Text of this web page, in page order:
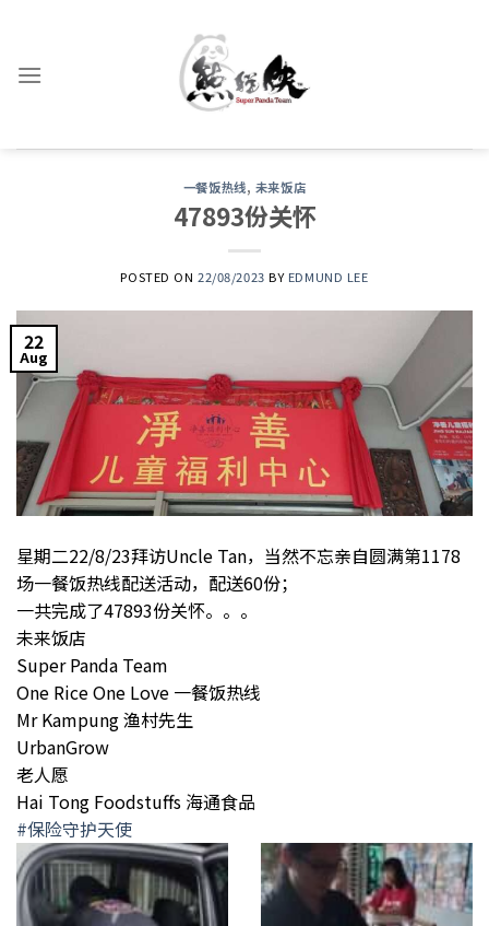
content
一餐饭热线, 未来饭店
47893份关怀
POSTED ON22/08/2023 BY EDMUND LEE
22
Aug
星期二22/8/23拜访Uncle Tan，当然不忘亲自圆满第1178
场一餐饭热线配送活动，配送60份；
一共完成了47893份关怀。。。
未来饭店
Super Panda Team
One Rice One Love 一餐饭热线
Mr Kampung 渔村先生
UrbanGrow
老人愿
Hai Tong Foodstuffs 海通食品
#保险守护天使